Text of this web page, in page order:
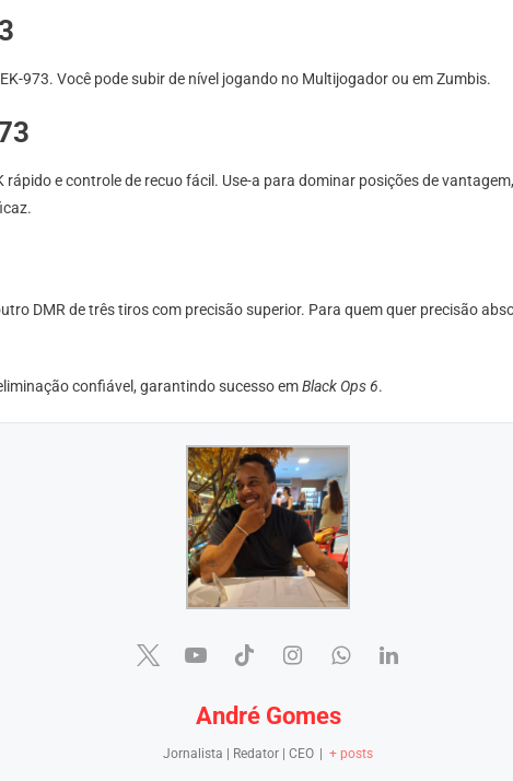
973. Você pode subir de nível jogando no Multijogador ou em Zumbis.
rápido e controle de recuo fácil. Use-a para dominar posições de
DMR de três tiros com precisão superior. Para quem quer precisão
confiável, garantindo sucesso emBlack Ops 6.
André Gomes
Jornalista | Redator | CEO + posts